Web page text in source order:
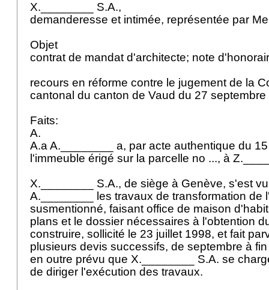
X.________ S.A.,
demanderesse et intimée, représentée par
Objet
contrat de mandat d'architecte; note
recours en réforme contre le jugement de la
cantonal du canton de Vaud du 27
Faits:
A.
A.a A.________ a, par acte authentique du
l'immeuble érigé sur la parcelle no ..., à
X.________ S.A., de siège à Genève, s'est
A.________ les travaux de transformation de
susmentionné, faisant office de maison
plans et le dossier nécessaires à l'obtention
construire, sollicité le 23 juillet 1998, et fait
plusieurs devis successifs, de septembre à
en outre prévu que X.________ S.A. se
de diriger l'exécution des travaux.